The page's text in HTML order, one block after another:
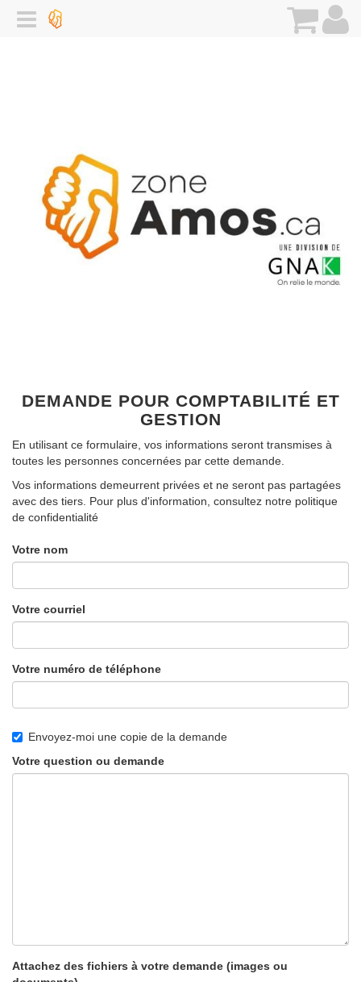
DEMANDE POUR COMPTABILITÉ ET
GESTION
En utilisant ce formulaire, vos informations seront transmises à
toutes les personnes concernées par cette demande.
Vos informations demeurrent privées et ne seront pas partagées
avec des tiers. Pour plus d'information, consultez notre politique
de confidentialité
Votre nom
Votre courriel
Votre numéro de téléphone
Envoyez-moi une copie de la demande
Votre question ou demande
Attachez des fichiers à votre demande (images ou